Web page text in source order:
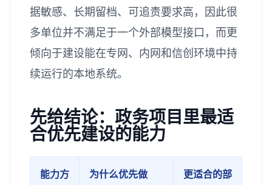
据敏感、长期留档、可追责要求高，因此很
多单位并不满足于一个外部模型接口，而更
倾向于建设能在专网、内网和信创环境中持
续运行的本地系统。
先给结论：政务项目里最适
合优先建设的能力
能力方
为什么优先做
更适合的部